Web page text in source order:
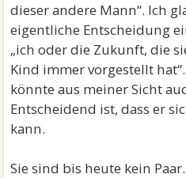
dieser andere Mann“. Ich
eigentliche Entscheidung
„ich oder die Zukunft, die
Kind immer vorgestellt
könnte aus meiner Sicht
Entscheidend ist, dass er
kann.
Sie sind bis heute kein